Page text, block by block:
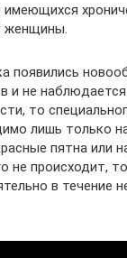
женщины.
появились
и не наблюдается
то
лишь только
пятна или
не происходит,
в течение